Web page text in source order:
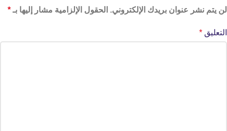
لن يتم نشر عنوان بريدك الإلكتروني. الحقول الإلزامية مشار إليها بـ *
التعليق *